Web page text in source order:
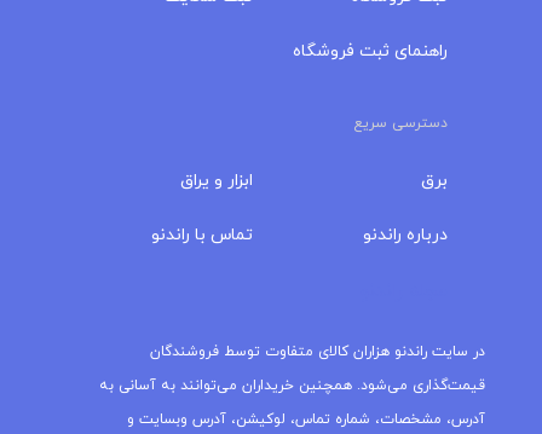
راهنمای ثبت فروشگاه
دسترسی سریع
برق
درباره‌ راندنو
ابزار و یراق
تماس با راندنو
در سایت راندنو هزاران کالای متفاوت توسط فروشندگان
قیمت‌گذاری می‌شود. همچنین خریداران می‌توانند به آسانی به
آدرس، مشخصات، شماره تماس، لوکیشن، آدرس وبسایت و